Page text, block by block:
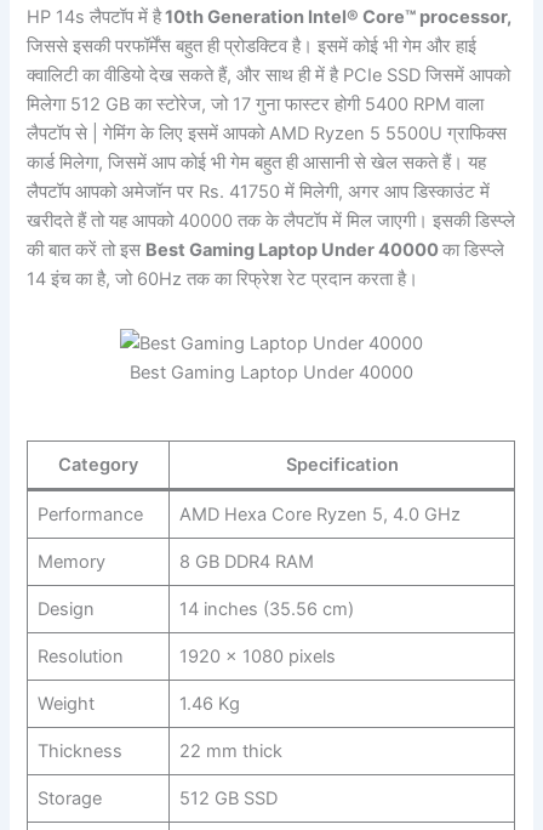
HP 14s लैपटॉप में है10th Generation Intel® Core™ processor,
जिससे इसकी परफॉर्मेंस बहुत ही प्रोडक्टिव है। इसमें कोई भी गेम और हाई
क्वालिटी का वीडियो देख सकते हैं, और साथ ही में है PCIe SSD जिसमें आपको
मिलेगा 512 GB का स्टोरेज, जो 17 गुना फास्टर होगी 5400 RPM वाला
लैपटॉप से | गेमिंग के लिए इसमें आपको AMD Ryzen 5 5500U ग्राफिक्स
कार्ड मिलेगा, जिसमें आप कोई भी गेम बहुत ही आसानी से खेल सकते हैं। यह
लैपटॉप आपको अमेजॉन पर Rs. 41750 में मिलेगी, अगर आप डिस्काउंट में
खरीदते हैं तो यह आपको 40000 तक के लैपटॉप में मिल जाएगी। इसकी डिस्प्ले
की बात करें तो इस Best Gaming Laptop Under 40000का डिस्प्ले
14 इंच का है, जो 60Hz तक का रिफ्रेश रेट प्रदान करता है।
Best Gaming Laptop Under 40000
Category Specification
Performance AMD Hexa Core Ryzen 5, 4.0 GHz
Memory 8 GB DDR4 RAM
Design 14 inches (35.56 cm)
Resolution 1920 x 1080 pixels
Weight 1.46 Kg
Thickness 22 mm thick
Storage 512 GB SSD